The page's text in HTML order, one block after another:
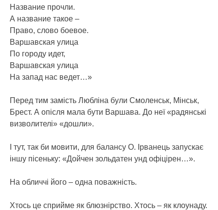
Название прочли.
А название такое –
Право, слово боевое.
Варшавская улица
По городу идет,
Варшавская улица
На запад нас ведет…»
Перед тим замість Любліна були Смоленськ, Мінськ,
Брест. А опісля мала бути Варшава. До неї «радянські
визволителі» «дошли».
І тут, так би мовити, для балансу О. Ірванець запускає
іншу пісеньку: «Дойчен зольдатен унд офіцірен…».
На обличчі його – одна поважність.
Хтось це сприйме як блюзнірство. Хтось – як клоунаду.